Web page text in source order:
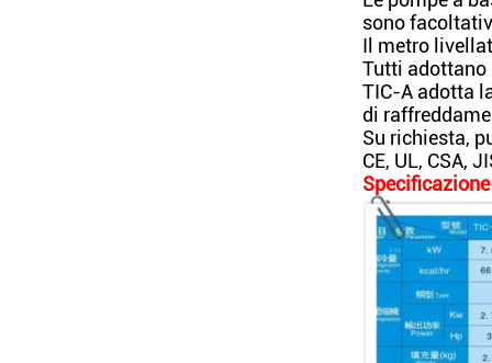
sono
Il metro
Tutti adottano
TIC-A adotta
di
Su richiesta,
CE, UL, CSA,